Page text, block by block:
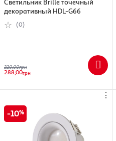
декоративный HDL-G66
(0)
320,00грн
288,00грн
⋮
10